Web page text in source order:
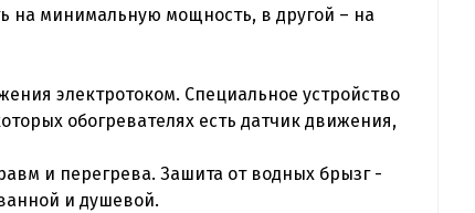
на минимальную мощность, в другой – на
электротоком. Специальное устройство
обогревателях есть датчик движения,
и перегрева. Зашита от водных брызг -
и душевой.